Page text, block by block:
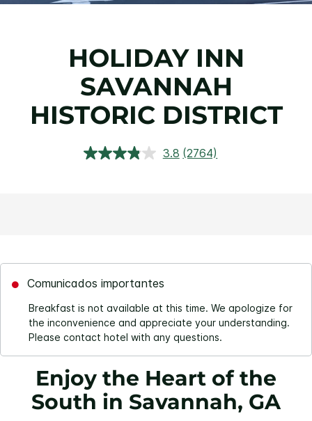
HOLIDAY INN
SAVANNAH
HISTORIC DISTRICT
3.8 Leu
(2764)
Comunicados importantes
Breakfast is not available at this time. We apologize for
the inconvenience and appreciate your understanding.
Please contact hotel with any questions.
Enjoy the Heart of the
South in Savannah, GA